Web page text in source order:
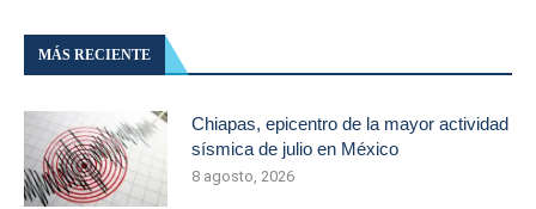
MÁS RECIENTE
Chiapas, epicentro de la mayor actividad
sísmica de julio en México
8 agosto, 2026